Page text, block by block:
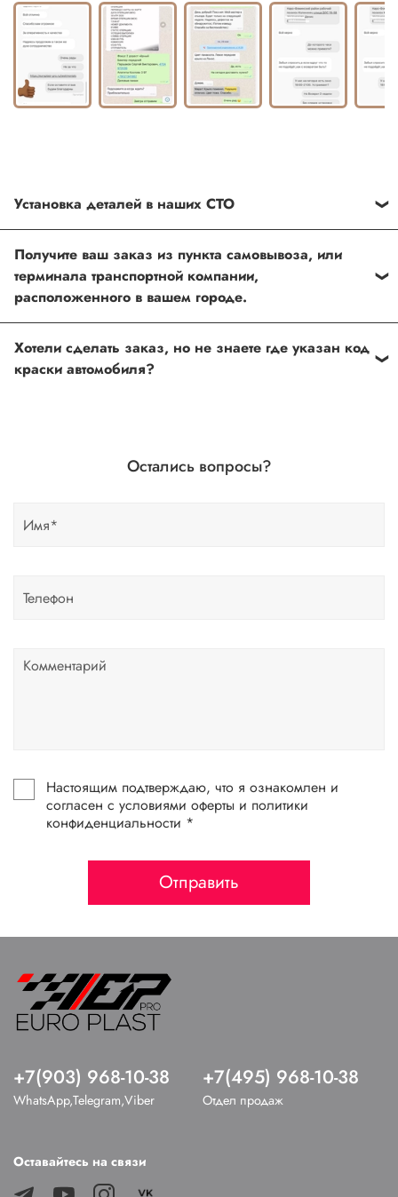
Установка деталей в наших СТО
можно установить в любом из наших установочных
центров по Москве
Получите ваш заказ из пункта самовывоза, или
терминала транспортной компании,
расположенного в вашем городе.
нашим менеджером
Хотели сделать заказ, но не знаете где указан код
краски автомобиля?
менеджеру по форме обратной связи, на Whats up, либо
Остались вопросы?
Настоящим подтверждаю, что я ознакомлен и
согласен с условиями оферты и политики
конфиденциальности *
Отправить
+7(903) 968-10-38
WhatsApp,Telegram,Viber
+7(495) 968-10-38
Отдел продаж
Оставайтесь на связи